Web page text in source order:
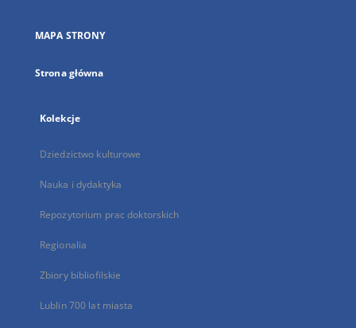
karcie
MAPA STRONY
Strona główna
Kolekcje
Dziedzictwo kulturowe
Nauka i dydaktyka
Repozytorium prac doktorskich
Regionalia
Zbiory bibliofilskie
Lublin 700 lat miasta